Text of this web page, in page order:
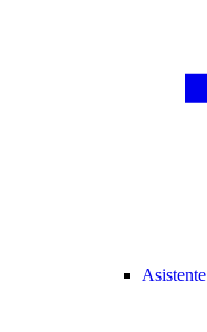
Asistente